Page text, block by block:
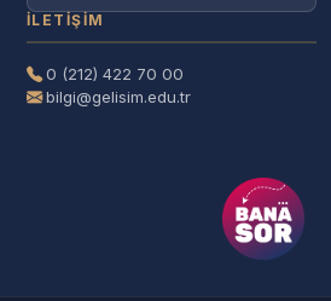
İLETIŞIM
0 (212) 422 70 00
bilgi@gelisim.edu.tr